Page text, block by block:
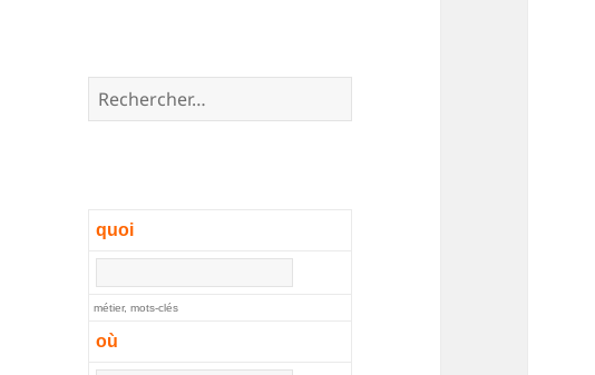
Rechercher :
quoi
métier, mots-clés
où